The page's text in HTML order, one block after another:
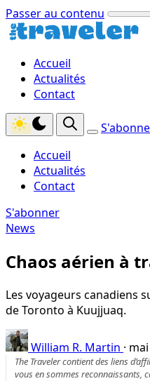
Passer au contenu
Accueil
Actualités
Contact
Accueil
Actualités
Contact
S'abonner
News
Chaos aérien à
Les voyageurs canadiens
de Toronto à Kuujjuaq.
William R. Martin ·
The Traveler contient des liens
vous en sommes reconnaissants,